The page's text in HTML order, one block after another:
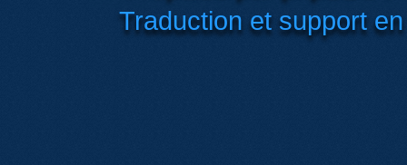
Traduction et support